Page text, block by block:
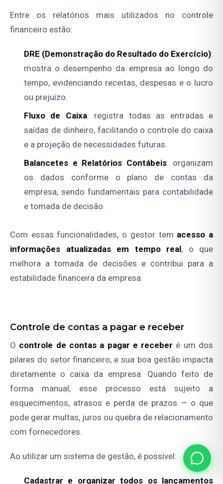
Entre os relatórios mais utilizados no controle
financeiro estão:
DRE (Demonstração do Resultado do Exercício):
mostra o desempenho da empresa ao longo do
tempo, evidenciando receitas, despesas e o lucro
ou prejuízo.
Fluxo de Caixa: registra todas as entradas e
saídas de dinheiro, facilitando o controle do caixa
e a projeção de necessidades futuras.
Balancetes e Relatórios Contábeis: organizam
os dados conforme o plano de contas da
empresa, sendo fundamentais para contabilidade
e tomada de decisão.
Com essas funcionalidades, o gestor tem acesso a
informações atualizadas em tempo real, o que
melhora a tomada de decisões e contribui para a
estabilidade financeira da empresa.
Controle de contas a pagar e receber
O controle de contas a pagar e receber é um dos
pilares do setor financeiro, e sua boa gestão impacta
diretamente o caixa da empresa. Quando feito de
forma manual, esse processo está sujeito a
esquecimentos, atrasos e perda de prazos — o que
pode gerar multas, juros ou quebra de relacionamento
com fornecedores.
Ao utilizar um sistema de gestão, é possível:
Cadastrar e organizar todos os lançamentos